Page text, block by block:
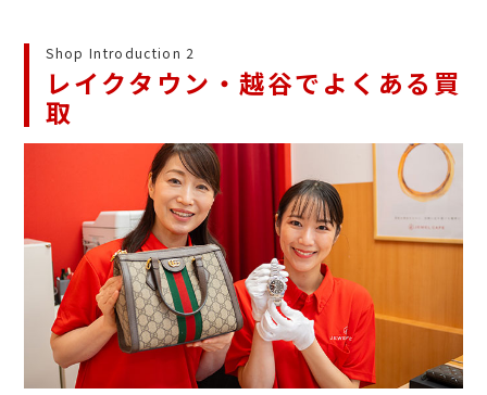
Shop Introduction 2
レイクタウン・越谷でよくある買
取